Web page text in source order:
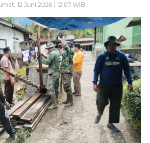
12 Juni 2026 | 12.07 WIB